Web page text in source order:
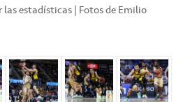
las estadísticas | Fotos de Emilio